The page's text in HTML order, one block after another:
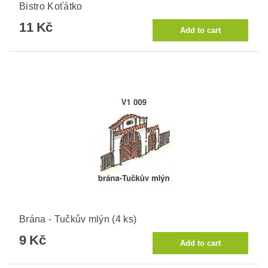
Bistro Koťátko
11 Kč
Brána - Tučkův mlýn (4 ks)
9 Kč